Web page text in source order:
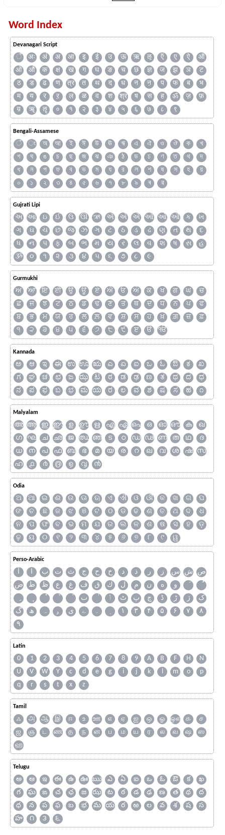
Word Index
Devanagari Script
ँ अः अं अ आ इ ई उ ऊ ऋ ऌ ऍ ए ऐ
ऑ
ओ
औ क क्ष ख ग घ ङ च छ ज्ञ ज झ ञ
ट
ठ
ड ढ ण त्र त थ द ध न ऩ प फ ब
भ
म
य र ऱ ल ळ व श श्र ष स ह ॐ ज़
फ़
य़
ॠ ॡ ० १ २ ३ ४ ५ ६ ७ ८ ९
Bengali-Assamese
ঁ ং অ আ ই ঈ উ ঊ ঋ এ ঐ ও ঔ ক
খ
গ
ঘ ঙ চ ছ জ ঝ ঞ ঠ ড ঢ ণ ত থ
দ
ধ
ন প ফ ব ভ ম য র ল শ ষ স হ
য়
০
১ ২ ৩ ৪ ৫ ৬ ৭ ৮ ৯ ৰ ৱ
Gujrati Lipi
અ આ ઇ ઈ ઉ ઊ ઋ ઍ એ ઐ ઑ ઓ ઔ ક
ખ
ગ
ઘ ચ છ જ ઝ ઞ ટ ઠ ડ ઢ ણ ત થ
દ
ધ
ન પ ફ બ ભ મ ય ર લ વ શ ષ સ
હ
ૐ
૦ ૧ ૨ ૩ ૪ ૫ ૬ ૭ ૮ ૯
Gurmukhi
ਅ ਆ ਇ ਈ ਉ ਊ ਏ ਐ ਓ ਔ ਕ ਖ ਗ ਘ
ਚ
ਛ
ਜ ਝ ਟ ਠ ਡ ਢ ਣ ਤ ਥ ਦ ਧ ਨ ਪ
ਫ
ਬ
ਭ ਮ ਯ ਰ ਲ ਲ਼ ਵ ਸ਼ ਸ ਹ ਖ਼ ਗ਼ ਜ਼
ਫ਼
੧
੨ ੩ ੪ ੫ ੬ ੭ ੮ ੯ ੲ ੳ ੴ
Kannada
ಅ ಆ ಇ ಈ ಉ ಊ ಋ ಎ ಏ ಐ ಒ ಓ ಔ ಕ
ಖ
ಗ
ಘ ಚ ಛ ಜ ಝ ಟ ಠ ಡ ಢ ಣ ತ ಥ ದ
ಧ
ನ
ಪ ಫ ಬ ಭ ಮ ಯ ರ ಲ ವ ಶ ಷ ಸ ಹ ೧
Malyalam
അ ആ ഇ ഈ ഉ ഊ ഋ എ ഏ ഐ ഒ ഓ ഔ ക
ഖ
ഗ
ഘ ച ഛ ജ ഝ ഞ ട ഠ ഡ ഢ ണ ത ഥ
ദ
ധ
ന പ ഫ ബ ഭ മ യ ര റ ല വ ശ ഷ
സ
ഹ
൧ ൪ ൫ ൭ ൮ ൯
Odia
ଅ ଆ ଇ ଈ ଉ ଊ ଋ ଏ ଐ ଓ ଔ କ ଖ ଗ
ଘ
ଙ
ଚ ଛ ଜ ଝ ଞ ଟ ଠ ଡ ଢ ଣ ତ ଥ ଦ
ଧ
ନ
ପ ଫ ବ ଭ ମ ଯ ର ଲ ଳ ଶ ଷ ସ ହ
ଡ଼
ଢ଼
ୟ ୦ ୧ ୨ ୩ ୪ ୫ ୬ ୭ ୮ ୯ ୱ
Perso-Arabic
آ ا ب ت ث ج ح خ د ذ ر ز س ش ص
ض
ط ظ ع غ ف ق ك ل م ن ه
و
ٮ
ٲ ٹ پ چ ڈ ڑ ژ
ک
گ
ھ ہ ۄ ی ے ۔ ۱ ۳ ۴ ۵ ۶ ۷
۸
۹
Latin
0 1 2 3 4 5 6 7 8 9 A B F H
N
U
V W Y c d e g i j k l m o
p
q
r s t x z
Tamil
ஃ அ ஆ இ ஈ உ ஊ எ ஏ ஐ ஒ ஓ ஔ க
ச
ஜ
ஞ ட ண த ந ன ப ம ய ர ல வ ஷ
ஸ
ஹ
Telugu
అ ఆ ఇ ఈ ఉ ఊ ఋ ఎ ఏ ఐ ఒ ఓ ఔ క
ఖ
గ
ఘ ఙ చ ఛ జ ఝ ట ఠ డ ఢ ణ త థ
ద
ధ
న ప ఫ బ భ మ య ర ఱ ల వ శ ష
స
హ
౧ ౩ ౬